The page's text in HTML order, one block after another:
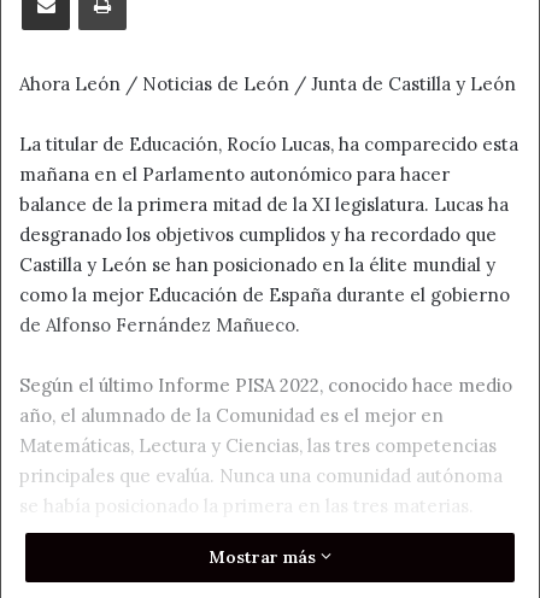
Ahora León / Noticias de León / Junta de Castilla y León
La titular de Educación, Rocío Lucas, ha comparecido esta
mañana en el Parlamento autonómico para hacer
balance de la primera mitad de la XI legislatura. Lucas ha
desgranado los objetivos cumplidos y ha recordado que
Castilla y León se han posicionado en la élite mundial y
como la mejor Educación de España durante el gobierno
de Alfonso Fernández Mañueco.
Según el último Informe PISA 2022, conocido hace medio
año, el alumnado de la Comunidad es el mejor en
Matemáticas, Lectura y Ciencias, las tres competencias
principales que evalúa. Nunca una comunidad autónoma
se había posicionado la primera en las tres materias.
“Hemos logrado un éxito educativo sin precedentes, un
Mostrar más